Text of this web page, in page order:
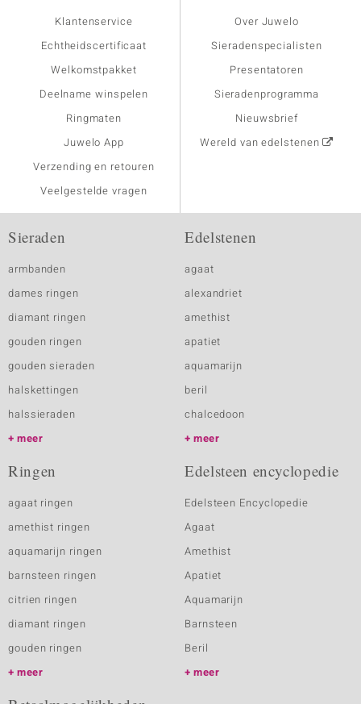
Klantenservice
Echtheidscertificaat
Welkomstpakket
Deelname winspelen
Ringmaten
Juwelo App
Verzending en retouren
Veelgestelde vragen
Over Juwelo
Sieradenspecialisten
Presentatoren
Sieradenprogramma
Nieuwsbrief
Wereld van edelstenen
Sieraden
armbanden
dames ringen
diamant ringen
gouden ringen
gouden sieraden
halskettingen
halssieraden
meer
Edelstenen
agaat
alexandriet
amethist
apatiet
aquamarijn
beril
chalcedoon
meer
Ringen
agaat ringen
amethist ringen
aquamarijn ringen
barnsteen ringen
citrien ringen
diamant ringen
gouden ringen
meer
Edelsteen encyclopedie
Edelsteen Encyclopedie
Agaat
Amethist
Apatiet
Aquamarijn
Barnsteen
Beril
meer